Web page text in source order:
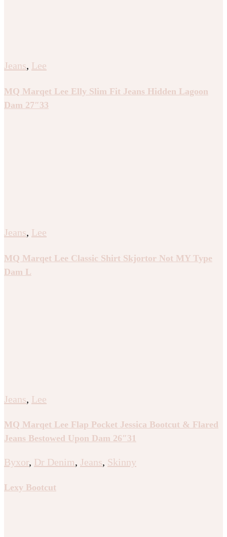
Jeans, Lee
MQ Marqet Lee Elly Slim Fit Jeans Hidden Lagoon
Dam 27″33
Jeans, Lee
MQ Marqet Lee Classic Shirt Skjortor Not MY Type
Dam L
Jeans, Lee
MQ Marqet Lee Flap Pocket Jessica Bootcut & Flared
Jeans Bestowed Upon Dam 26″31
Byxor, Dr Denim, Jeans, Skinny
Lexy Bootcut